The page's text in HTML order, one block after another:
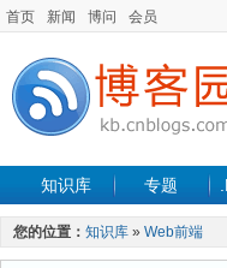
首页 新闻 博问 会员
知识库 专题
手机开发 软件工程
您的位置： 知识库 » Web前端